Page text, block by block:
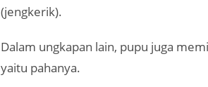
(jengkerik).
Dalam ungkapan lain, pupu juga
yaitu pahanya.